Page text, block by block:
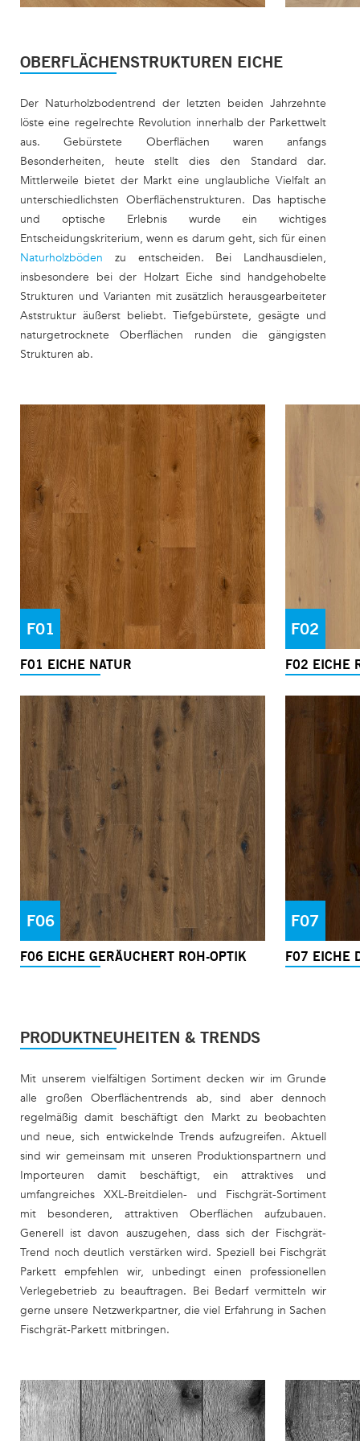
OBERFLÄCHENSTRUKTUREN EICHE
Der Naturholzbodentrend der letzten beiden Jahrzehnte
löste eine regelrechte Revolution innerhalb der Parkettwelt
aus. Gebürstete Oberflächen waren anfangs
Besonderheiten, heute stellt dies den Standard dar.
Mittlerweile bietet der Markt eine unglaubliche Vielfalt an
unterschiedlichsten Oberflächenstrukturen. Das haptische
und optische Erlebnis wurde ein wichtiges
Entscheidungskriterium, wenn es darum geht, sich für einen
Naturholzböden zu entscheiden. Bei Landhausdielen,
insbesondere bei der Holzart Eiche sind handgehobelte
Strukturen und Varianten mit zusätzlich herausgearbeiteter
Aststruktur äußerst beliebt. Tiefgebürstete, gesägte und
naturgetrocknete Oberflächen runden die gängigsten
Strukturen ab.
F01
F01 EICHE NATUR
F02
F02 EICHE
F06
F06 EICHE GERÄUCHERT ROH-OPTIK
F07
F07 EICHE
PRODUKTNEUHEITEN & TRENDS
Mit unserem vielfältigen Sortiment decken wir im Grunde
alle großen Oberflächentrends ab, sind aber dennoch
regelmäßig damit beschäftigt den Markt zu beobachten
und neue, sich entwickelnde Trends aufzugreifen. Aktuell
sind wir gemeinsam mit unseren Produktionspartnern und
Importeuren damit beschäftigt, ein attraktives und
umfangreiches XXL-Breitdielen- und Fischgrät-Sortiment
mit besonderen, attraktiven Oberflächen aufzubauen.
Generell ist davon auszugehen, dass sich der Fischgrät-
Trend noch deutlich verstärken wird. Speziell bei Fischgrät
Parkett empfehlen wir, unbedingt einen professionellen
Verlegebetrieb zu beauftragen. Bei Bedarf vermitteln wir
gerne unsere Netzwerkpartner, die viel Erfahrung in Sachen
Fischgrät-Parkett mitbringen.